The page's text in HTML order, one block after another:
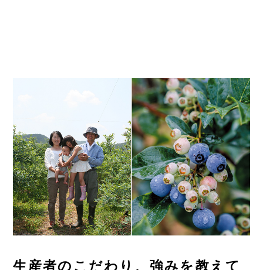
生産者のこだわり、強みを教えて